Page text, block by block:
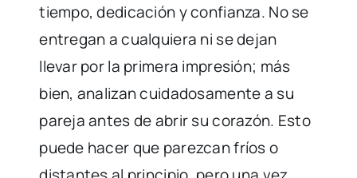
tiempo, dedicación y confianza. No se
entregan a cualquiera ni se dejan
llevar por la primera impresión; más
bien, analizan cuidadosamente a su
pareja antes de abrir su corazón. Esto
puede hacer que parezcan fríos o